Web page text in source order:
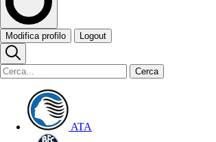
Modifica profilo Logout
Cerca
ATA